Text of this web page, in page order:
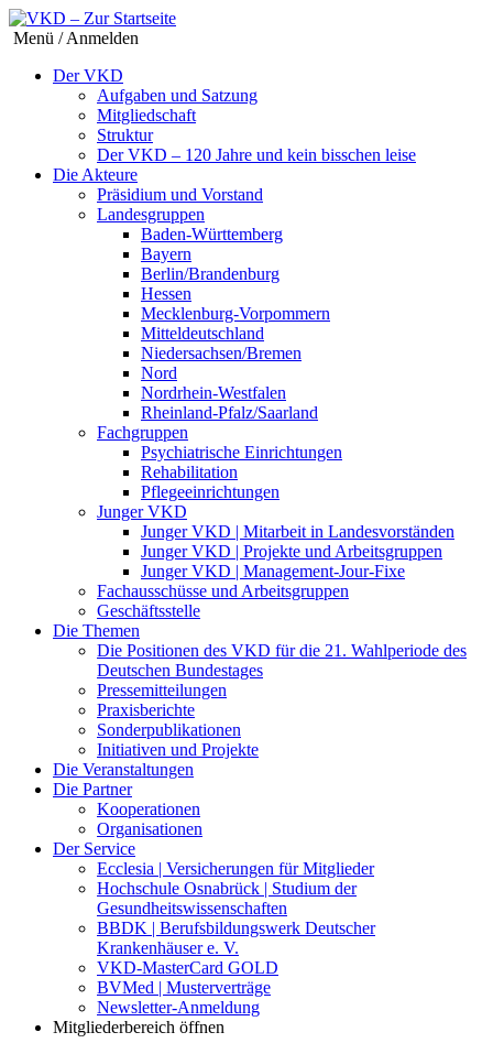
Menü / Anmelden
Der VKD
Aufgaben und Satzung
Mitgliedschaft
Struktur
Der VKD – 120 Jahre und kein bisschen leise
Die Akteure
Präsidium und Vorstand
Landesgruppen
Baden-Württemberg
Bayern
Berlin/Brandenburg
Hessen
Mecklenburg-Vorpommern
Mitteldeutschland
Niedersachsen/Bremen
Nord
Nordrhein-Westfalen
Rheinland-Pfalz/Saarland
Fachgruppen
Psychiatrische Einrichtungen
Rehabilitation
Pflegeeinrichtungen
Junger VKD
Junger VKD | Mitarbeit in Landesvorständen
Junger VKD | Projekte und Arbeitsgruppen
Junger VKD | Management-Jour-Fixe
Fachausschüsse und Arbeitsgruppen
Geschäftsstelle
Die Themen
Die Positionen des VKD für die 21. Wahlperiode des
Deutschen Bundestages
Pressemitteilungen
Praxisberichte
Sonderpublikationen
Initiativen und Projekte
Die Veranstaltungen
Die Partner
Kooperationen
Organisationen
Der Service
Ecclesia | Versicherungen für Mitglieder
Hochschule Osnabrück | Studium der
Gesundheitswissenschaften
BBDK | Berufsbildungswerk Deutscher
Krankenhäuser e. V.
VKD-MasterCard GOLD
BVMed | Musterverträge
Newsletter-Anmeldung
Mitgliederbereich öffnen